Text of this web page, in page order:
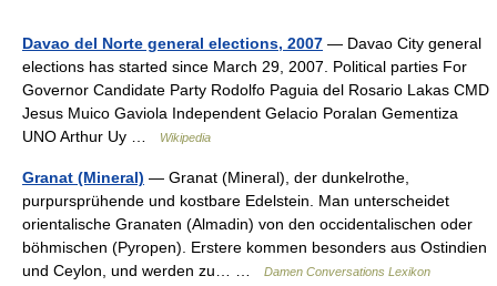
Davao del Norte general elections, 2007 — Davao City general
elections has started since March 29, 2007. Political parties For
Governor Candidate Party Rodolfo Paguia del Rosario Lakas CMD
Jesus Muico Gaviola Independent Gelacio Poralan Gementiza
UNO Arthur Uy …
Wikipedia
Granat (Mineral) — Granat (Mineral), der dunkelrothe,
purpursprühende und kostbare Edelstein. Man unterscheidet
orientalische Granaten (Almadin) von den occidentalischen oder
böhmischen (Pyropen). Erstere kommen besonders aus Ostindien
und Ceylon, und werden zu… …
Damen Conversations Lexikon